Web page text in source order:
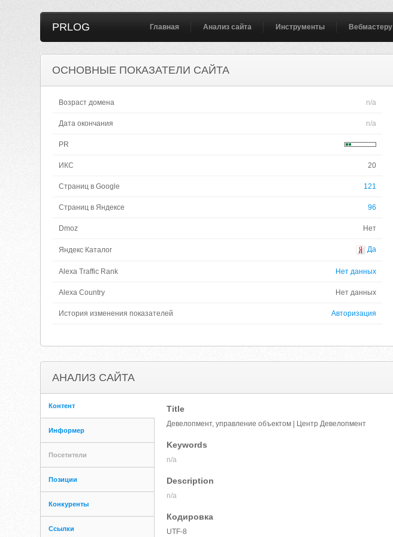
PRLOG Главная Анализ сайта Инструменты Вебмастеру
ОСНОВНЫЕ ПОКАЗАТЕЛИ САЙТА
Возраст домена n/a
Дата окончания n/a
PR
ИКС 20
Страниц в Google 121
Страниц в Яндексе 96
Dmoz Нет
Яндекс Каталог Да
Alexa Traffic Rank Нет данных
Alexa Country Нет данных
История изменения показателей Авторизация
АНАЛИЗ САЙТА
Контент
Информер
Посетители
Позиции
Конкуренты
Ссылки
Title
Девелопмент, управление объектом | Центр Девелопмент
Keywords
n/a
Description
n/a
Кодировка
UTF-8